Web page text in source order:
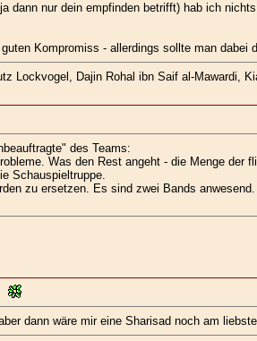
dann nur dein empfinden betrifft) hab ich
Kompromiss - allerdings sollte man dabei
Lockvogel, Dajin Rohal ibn Saif al-Mawardi,
des Teams:
Was den Rest angeht - die Menge
Schauspieltruppe.
zu ersetzen. Es sind zwei Bands
dann wäre mir eine Sharisad noch am